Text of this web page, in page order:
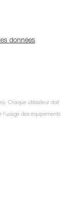
données
Chaque utilisateur doit
des équipements